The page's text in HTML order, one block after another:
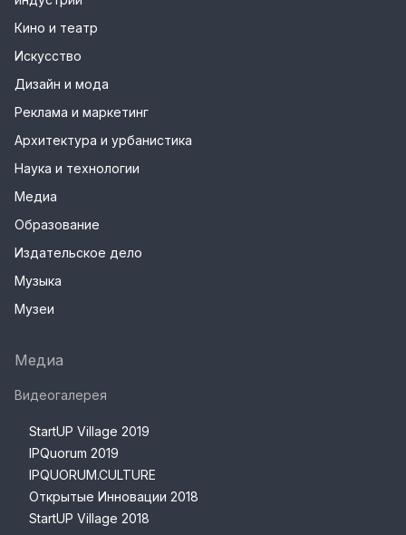
Кино и театр
Искусство
Дизайн и мода
Реклама и маркетинг
Архитектура и урбанистика
Наука и технологии
Медиа
Образование
Издательское дело
Музыка
Музеи
Медиа
Видеогалерея
StartUP Village 2019
IPQuorum 2019
IPQUORUM.CULTURE
Открытые Инновации 2018
StartUP Village 2018